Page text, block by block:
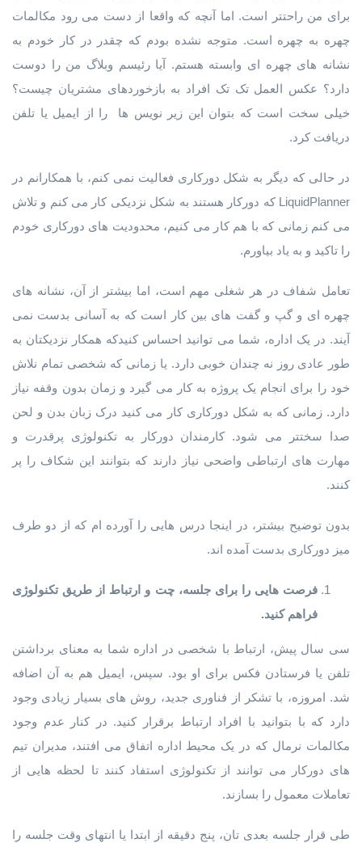
برای من راحتتر است. اما آنچه که واقعا از دست می رود مکالمات
چهره به چهره است. متوجه نشده بودم که چقدر در کار خودم به
نشانه های چهره ای وابسته هستم. آیا رئیسم وبلاگ من را دوست
دارد؟ عکس العمل تک تک افراد به بازخوردهای مشتریان چیست؟
خیلی سخت است که بتوان این زیر نویس ها را از ایمیل یا تلفن
دریافت کرد.
در حالی که دیگر به شکل دورکاری فعالیت نمی کنم، با همکارانم در
LiquidPlanner که دورکار هستند به شکل نزدیکی کار می کنم و تلاش
می کنم زمانی که با هم کار می کنیم، محدودیت های دورکاری خودم
را تاکید و به یاد بیاورم.
تعامل شفاف در هر شغلی مهم است، اما بیشتر از آن، نشانه های
چهره ای و گپ و گفت های بین کار است که به آسانی بدست نمی
آیند. در یک اداره، شما می توانید احساس کنیدکه همکار نزدیکتان به
طور عادی روز نه چندان خوبی دارد. یا زمانی که شخصی تمام نلاش
خود را برای انجام یک پروژه به کار می گیرد و زمان بدون وقفه نیاز
دارد. زمانی که به شکل دورکاری کار می کنید درک زبان بدن و لحن
صدا سختتر می شود. کارمندان دورکار به تکنولوژی پرقدرت و
مهارت های ارتباطی واضحی نیاز دارند که بتوانند این شکاف را پر
کنند.
بدون توضیح بیشتر، در اینجا درس هایی را آورده ام که از دو طرف
میز دورکاری بدست آمده اند.
فرصت هایی را برای جلسه، چت و ارتباط از طریق تکنولوژی
فراهم کنید.
سی سال پیش، ارتباط با شخصی در اداره شما به معنای برداشتن
تلفن یا فرستادن فکس برای او بود. سپس، ایمیل هم به آن اضافه
شد. امروزه، با تشکر از فناوری جدید، روش های بسیار زیادی وجود
دارد که با بتوانید با افراد ارتباط برقرار کنید. در کنار عدم وجود
مکالمات نرمال که در یک محیط اداره اتفاق می افتند، مدیران تیم
های دورکار می توانند از تکنولوژی استفاد کنند تا لحظه هایی از
تعاملات معمول را بسازند.
طی قرار جلسه بعدی تان، پنج دقیقه از ابتدا یا انتهای وقت جلسه را